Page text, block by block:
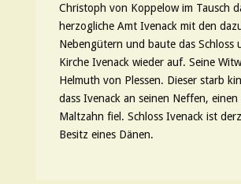
Christoph von Koppelow im Tausch
herzogliche Amt Ivenack mit den
Nebengütern und baute das Schloss
Kirche Ivenack wieder auf. Seine
Helmuth von Plessen. Dieser starb
dass Ivenack an seinen Neffen, einen
Maltzahn fiel. Schloss Ivenack ist
Besitz eines Dänen.